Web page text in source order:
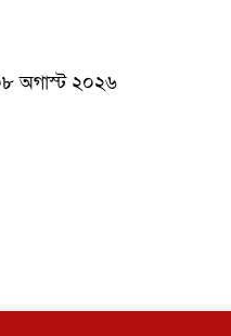
অগাস্ট ২০২৬